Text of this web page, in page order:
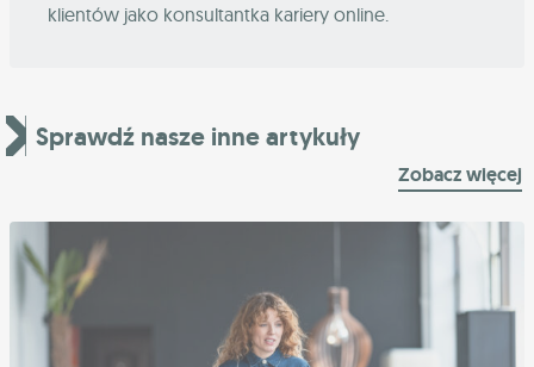
klientów jako konsultantka kariery online.
Sprawdź nasze inne artykuły
Zobacz więcej